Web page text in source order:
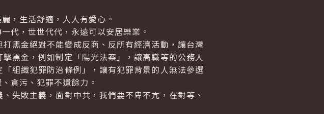
，生活舒適，人人有愛心。
，世世代代，永遠可以安居樂業。
金絕對不能變成反商、反所有經濟活動，讓台灣
黑金，例如制定「陽光法案」，讓高職等的公務人
組織犯罪防治條例」，讓有犯罪背景的人無法參選
貪污、犯罪不遺餘力。
敗主義，面對中共，我們要不卑不亢，在對等、